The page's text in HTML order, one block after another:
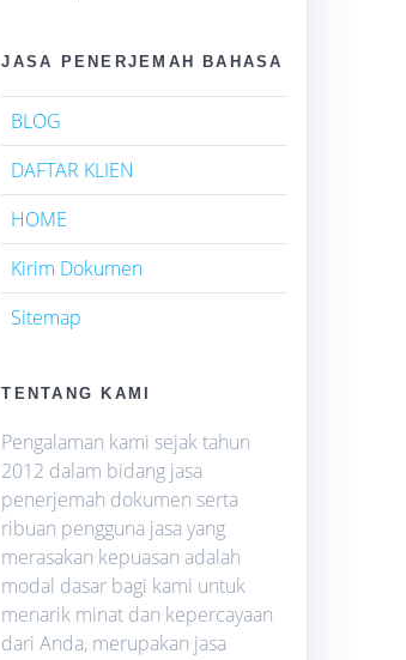
JASA PENERJEMAH BAHASA
BLOG
DAFTAR KLIEN
HOME
Kirim Dokumen
Sitemap
TENTANG KAMI
Pengalaman kami sejak tahun
2012 dalam bidang jasa
penerjemah dokumen serta
ribuan pengguna jasa yang
merasakan kepuasan adalah
modal dasar bagi kami untuk
menarik minat dan kepercayaan
dari Anda, merupakan jasa